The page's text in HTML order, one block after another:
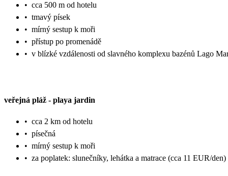
• cca 500 m od hotelu
• tmavý písek
• mírný sestup k moři
• přístup po promenádě
• v blízké vzdálenosti od slavného komplexu bazénů Lago
veřejná pláž - playa jardin
• cca 2 km od hotelu
• písečná
• mírný sestup k moři
• za poplatek: slunečníky, lehátka a matrace (cca 11 EUR/den)